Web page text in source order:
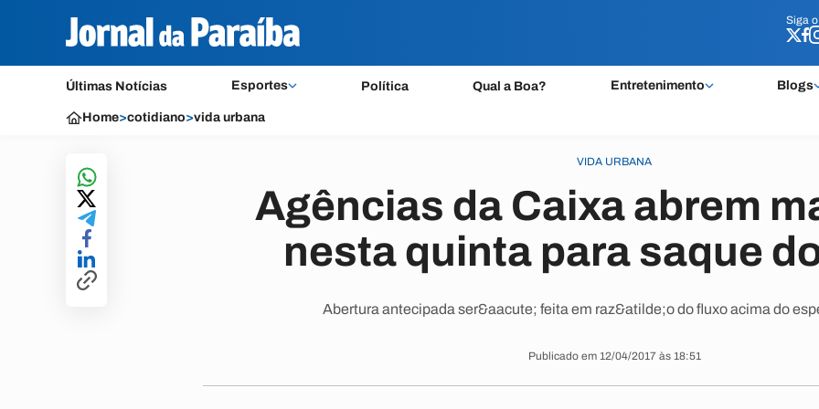
Siga o
Últimas Notícias Esportes Política Qual a Boa? Entretenimento Blogs
Siga o
Home>cotidiano>vida urbana
VIDA URBANA
Agências da Caixa abrem
nesta quinta para saque
Abertura antecipada ser&aacute; feita em raz&atilde;o do fluxo acima do
Publicado em 12/04/2017 às 18:51